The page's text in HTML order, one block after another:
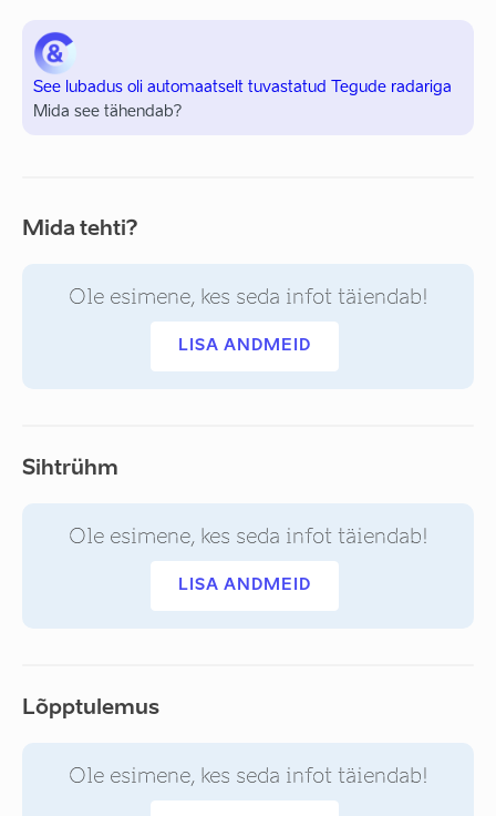
See lubadus oli automaatselt tuvastatud Tegude radariga
Mida see tähendab?
Mida tehti?
Ole esimene, kes seda infot täiendab!
LISA ANDMEID
Sihtrühm
Ole esimene, kes seda infot täiendab!
LISA ANDMEID
Lõpptulemus
Ole esimene, kes seda infot täiendab!